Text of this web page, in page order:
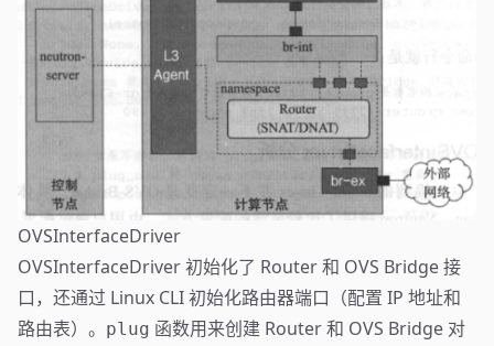
OVSInterfaceDriver
OVSInterfaceDriver 初始化了 Router 和 OVS Bridge 接
口，还通过 Linux CLI 初始化路由器端口（配置 IP 地址和
路由表）。 plug 函数用来创建 Router 和 OVS Bridge 对